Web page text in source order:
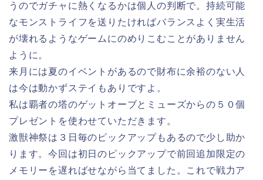
うのでガチャに熱くなるかは個人の判断で。持続可能
なモンストライフを送りたければバランスよく実生活
が壊れるようなゲームにのめりこむことがありません
ように。
来月には夏のイベントがあるので財布に余裕のない人
は今は動かずステイもありですよ。
私は覇者の塔のゲットオーブとミューズからの５０個
プレゼントを使わせていただきます。
激獣神祭は３日毎のピックアップもあるので少し助か
ります。今回は初日のピックアップで前回追加限定の
メモリーを遅ればせながら当てました。これで戦力ア